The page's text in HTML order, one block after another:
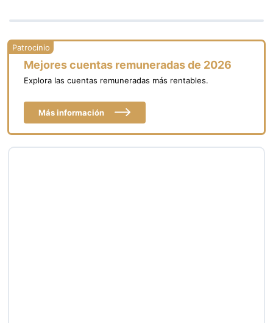
Mejores cuentas remuneradas de 2026
Explora las cuentas remuneradas más rentables.
Más información